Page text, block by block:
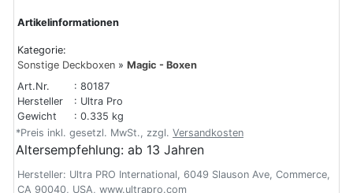
Artikelinformationen
Kategorie:
Sonstige Deckboxen » Magic - Boxen
Art.Nr.
: 80187
Hersteller
: Ultra Pro
Gewicht
: 0.335 kg
*Preis inkl. gesetzl. MwSt., zzgl. Versandkosten
Altersempfehlung: ab 13 Jahren
Hersteller: Ultra PRO International, 6049 Slauson Ave, Commerce,
CA 90040, USA, www.ultrapro.com